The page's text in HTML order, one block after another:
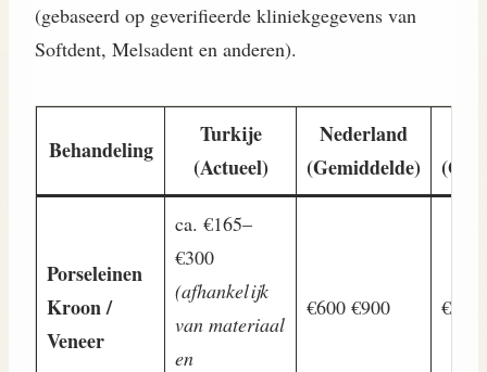
(gebaseerd op geverifieerde kliniekgegevens van
Softdent, Melsadent en anderen).
Behandeling
Turkije
(Actueel)
Nederland
(Gemiddelde)
Porseleinen
Kroon /
Veneer
ca. €165–
€300
(afhankelijk
van materiaal
en
€600 €900 €700